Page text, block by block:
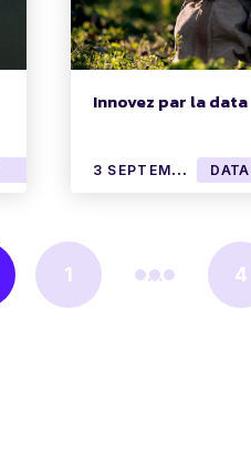
Innovez par la data
3
SEPTEMBRE 2014
1 ... 4